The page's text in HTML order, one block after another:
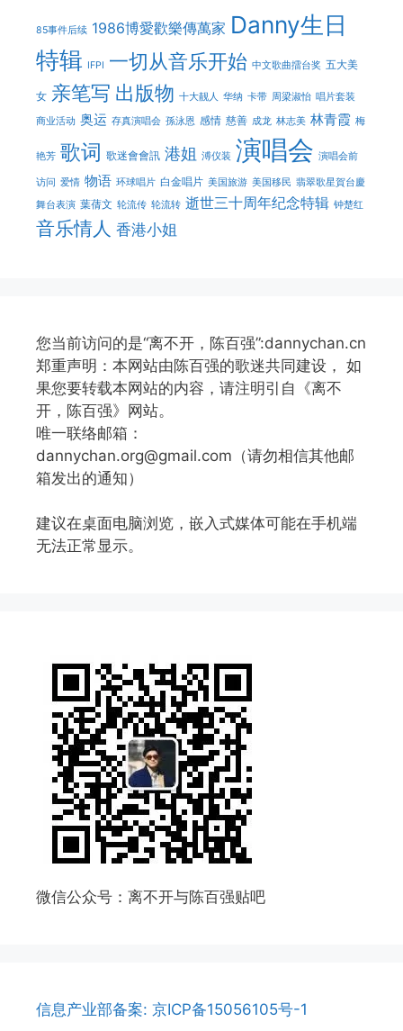
85事件后续 1986博愛歡樂傳萬家 Danny生日
特辑 IFPI 一切从音乐开始 中文歌曲擂台奖 五大美
女 亲笔写 出版物 十大靓人 华纳 卡带 周梁淑怡 唱片套装
商业活动 奥运 存真演唱会 孫泳恩 感情 慈善 成龙 林志美 林青霞 梅
艳芳 歌词 歌迷會會訊 港姐 溥仪装 演唱会 演唱会前
访问 爱情 物语 环球唱片 白金唱片 美国旅游 美国移民 翡翠歌星賀台慶
舞台表演 葉蒨文 轮流传 轮流转 逝世三十周年纪念特辑 钟楚红
音乐情人 香港小姐
您当前访问的是“离不开，陈百强”:dannychan.cn
郑重声明：本网站由陈百强的歌迷共同建设， 如
果您要转载本网站的内容，请注明引自《离不
开，陈百强》网站。
唯一联络邮箱：
dannychan.org@gmail.com（请勿相信其他邮
箱发出的通知）
建议在桌面电脑浏览，嵌入式媒体可能在手机端
无法正常显示。
微信公众号：离不开与陈百强贴吧
信息产业部备案: 京ICP备15056105号-1